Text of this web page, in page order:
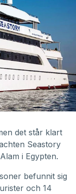
det står klart
Seastory
i Egypten.
befunnit sig
och 14